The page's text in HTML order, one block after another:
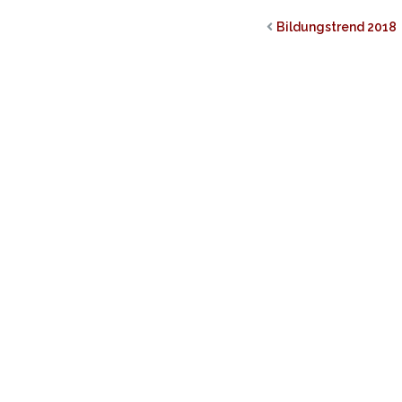
Bildungstrend 2018